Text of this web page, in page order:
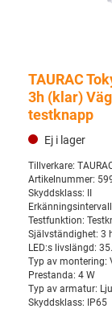
TAURAC
3h (klar)
testknapp
Ej i lager
Tillverkare:
Artikelnummer:
Skyddsklass:
Testfunktion:
Självständighet: 3
LED:s livslängd:
Typ av montering:
Prestanda: 4 W
Typ av armatur:
Skyddsklass:
IP65